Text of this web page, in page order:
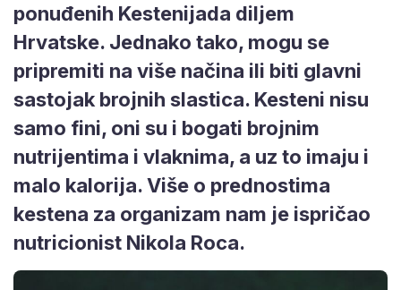
ponuđenih Kestenijada diljem
Hrvatske. Jednako tako, mogu se
pripremiti na više načina ili biti glavni
sastojak brojnih slastica. Kesteni nisu
samo fini, oni su i bogati brojnim
nutrijentima i vlaknima, a uz to imaju i
malo kalorija. Više o prednostima
kestena za organizam nam je ispričao
nutricionist Nikola Roca.